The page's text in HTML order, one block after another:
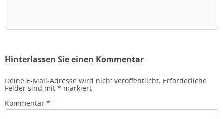
Hinterlassen Sie einen Kommentar
Deine E-Mail-Adresse wird nicht veröffentlicht. Erforderliche
Felder sind mit * markiert
Kommentar *